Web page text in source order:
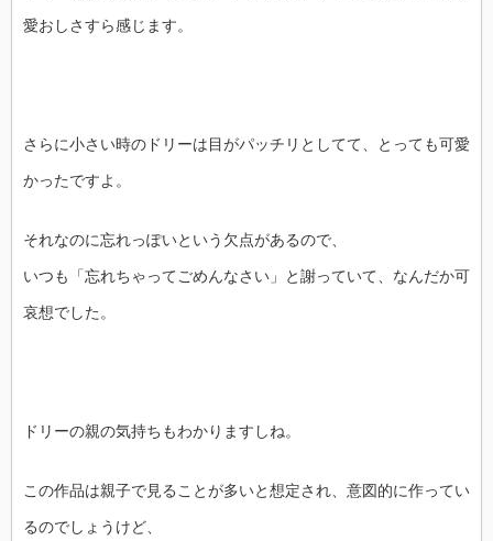
愛おしさすら感じます。
さらに小さい時のドリーは目がパッチリとしてて、とっても可愛
かったですよ。
それなのに忘れっぽいという欠点があるので、
いつも「忘れちゃってごめんなさい」と謝っていて、なんだか可
哀想でした。
ドリーの親の気持ちもわかりますしね。
この作品は親子で見ることが多いと想定され、意図的に作ってい
るのでしょうけど、